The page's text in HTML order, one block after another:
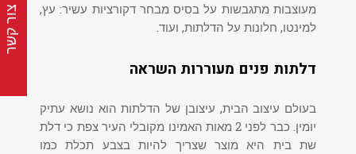
מעוצבות מתגבשות על בסיס מבחר דקורציות עשיר: עץ,
למינטו, חלונות על הדלתות, ועוד.
דלתות פנים מעוררות השראה
בעולם עיצוב הבית, עיצובן של הדלתות הוא נושא עתיק
יומין. כבר לפני 2 מאות האמינו מקובלי העיר צפת כי דלת
שת בית היא מוצר שצריך להיות בצבע תכלת כמו
צור קשר